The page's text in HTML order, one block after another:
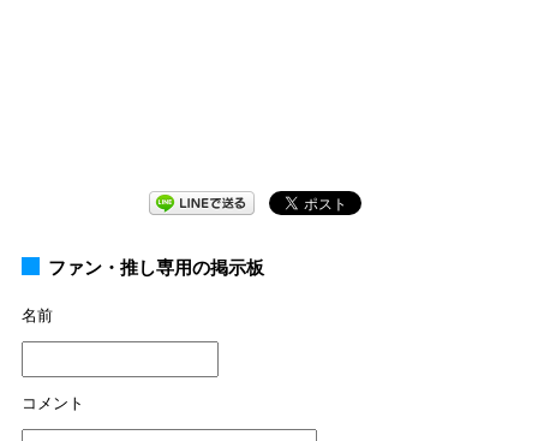
ファン・推し専用の掲示板
名前
コメント